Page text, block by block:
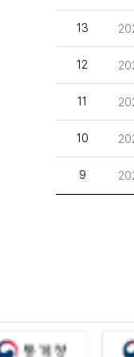
13
12
11
10
9